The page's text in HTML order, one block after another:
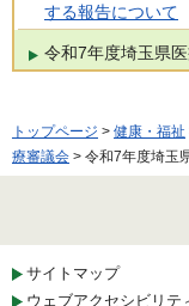
する報告について
令和7年度埼玉県
トップページ > 健康・福祉
療審議会 > 令和7年度埼玉
サイトマップ
ウェブアクセシビリテ